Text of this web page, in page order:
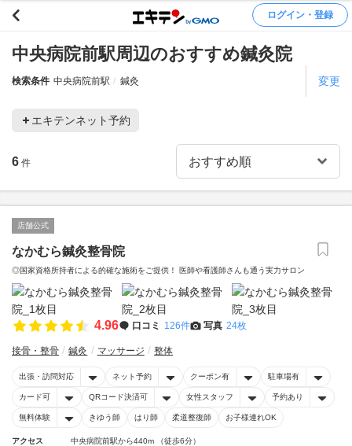
ログイン・登録
中央病院前駅周辺のおすすめ鍼灸院
検索条件 中央病院前駅 鍼灸 変更
エキテンネット予約
6 件
店舗公式
なかむら鍼灸整骨院
◎国家資格所持者による的確な施術をご提供！ 医師や看護師さんも通う実力サロン
4.96 口コミ 126件 写真 24枚
接骨・整骨 鍼灸 マッサージ 整体
出張・訪問対応 ネット予約 クーポン有 駐車場有
カード可 QRコード決済可 女性スタッフ 予約あり
無料体験 きゆう師 はり師 柔道整復師 お子様連れOK
アクセス
中央病院前駅から440m （徒歩6分）